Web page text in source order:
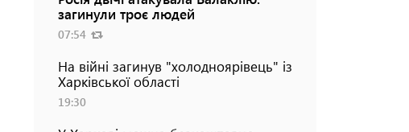
загинули троє людей
07:54
На війні загинув "холодноярівець" із
Харківської області
19:30